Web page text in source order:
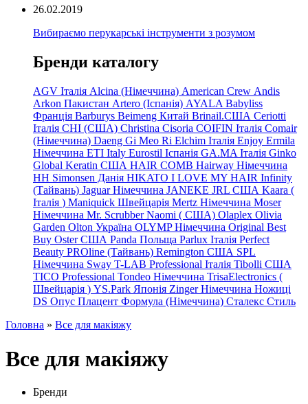
26.02.2019
Вибираємо перукарські інструменти з розумом
Бренди каталогу
AGV Італія Alcina (Німеччина) American Crew Andis
Arkon Пакистан Artero (Іспанія) AYALA Babyliss
Франція Barburys Beimeng Китай Brinail.США Ceriotti
Італія CHI (США) Christina Cisoria COIFIN Італія Comair
(Німеччина) Daeng Gi Meo Ri Elchim Італія Enjoy Ermila
Німеччина ETI Italy Eurostil Іспанія GA.MA Італія Ginko
Global Keratin США HAIR COMB Hairway Німеччина
HH Simonsen Данія HIKATO I LOVE MY HAIR Infinity
(Тайвань) Jaguar Німеччина JANEKE JRL США Kaara (
Італія ) Maniquick Швейцарія Mertz Німеччина Moser
Німеччина Mr. Scrubber Naomi ( США) Olaplex Olivia
Garden Olton Україна OLYMP Німеччина Original Best
Buy Oster США Panda Польща Parlux Італія Perfect
Beauty PROline (Тайвань) Remington США SPL
Німеччина Sway T-LAB Professional Італія Tibolli США
TICO Professional Tondeo Німеччина TrisaElectronics (
Швейцарія ) YS.Park Японія Zinger Німеччина Ножиці
DS Опус Плацент Формула (Німеччина) Сталекс Стиль
Головна » Все для макіяжу
Все для макіяжу
Бренди